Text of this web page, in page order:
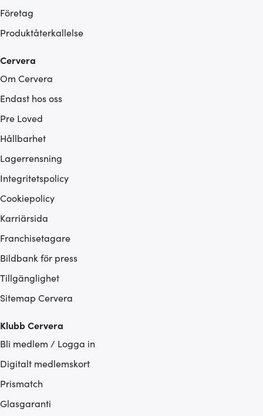
Företag
Produktåterkallelse
Cervera
Om Cervera
Endast hos oss
Pre Loved
Hållbarhet
Lagerrensning
Integritetspolicy
Cookiepolicy
Karriärsida
Franchisetagare
Bildbank för press
Tillgänglighet
Sitemap Cervera
Klubb Cervera
Bli medlem / Logga in
Digitalt medlemskort
Prismatch
Glasgaranti